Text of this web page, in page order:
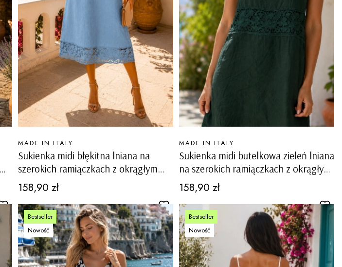
Sukienka midi błękitna lniana na
szerokich ramiączkach z okrągłym
dekoltem i ażurowymi wstawkami
Carovigno
PRODUCENT
MADE IN ITALY
Cena
158,90 zł
Sukienka midi butelkowa zieleń lniana
na szerokich ramiączkach z okrągłym
dekoltem i ażurowymi wstawkami
Carovigno
PRODUCENT
MADE IN ITALY
Cena
158,90 zł
Bestseller
Nowość
Bestseller
Nowość